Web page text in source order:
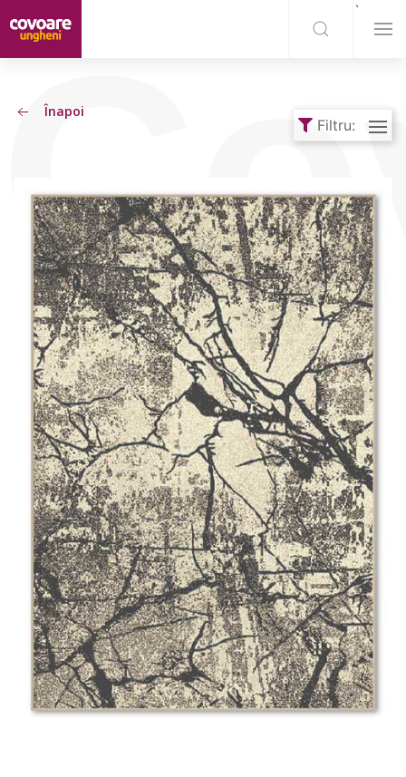
`
Înapoi
Filtru: